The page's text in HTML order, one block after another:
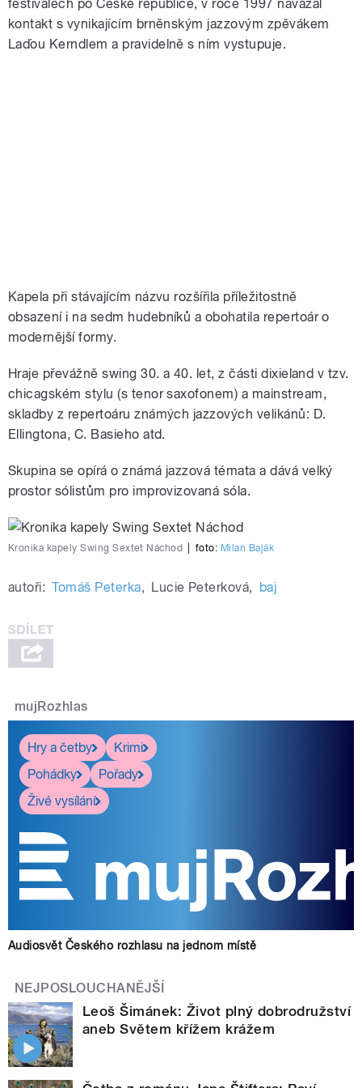
festivalech po České republice, v roce 1997 navázal
kontakt s vynikajícím brněnským jazzovým zpěvákem
Laďou Kerndlem a pravidelně s ním vystupuje.
Kapela při stávajícím názvu rozšířila příležitostně
obsazení i na sedm hudebníků a obohatila repertoár o
modernější formy.
Hraje převážně swing 30. a 40. let, z části dixieland v tzv.
chicagském stylu (s tenor saxofonem) a mainstream,
skladby z repertoáru známých jazzových velikánů: D.
Ellingtona, C. Basieho atd.
Skupina se opírá o známá jazzová témata a dává velký
prostor sólistům pro improvizovaná sóla.
Kronika kapely Swing Sextet Náchod foto: Milan Baják
autoři: Tomáš Peterka, Lucie Peterková, baj
mujRozhlas
Hry a četby
Krimi
Pohádky
Pořady
Živé vysílání
Audiosvět Českého rozhlasu na jednom místě
NEJPOSLOUCHANĚJŠÍ
Leoš Šimánek: Život plný dobrodružství
aneb Světem křížem krážem